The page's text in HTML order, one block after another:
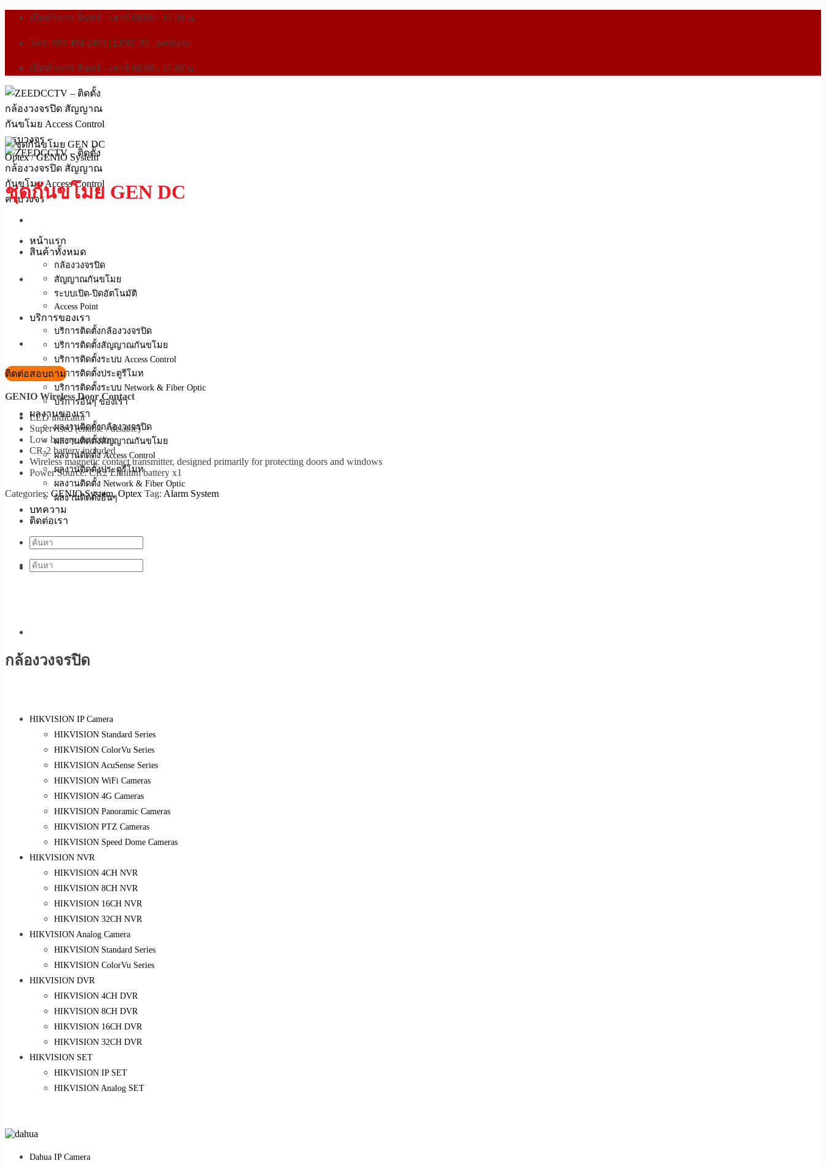
เปิดทำการ จันทร์ - เสาร์ 08.00 - 17.00 น.
โทร. 093 494 2463 | LINE ID : zeedcctv
เปิดทำการ จันทร์ - เสาร์ 08.00 - 17.00 น.
หน้าแรก
สินค้าทั้งหมด
กล้องวงจรปิด
สัญญาณกันขโมย
ระบบเปิด-ปิดอัตโนมัติ
Access Point
บริการของเรา
บริการติดตั้งกล้องวงจรปิด
บริการติดตั้งสัญญาณกันขโมย
บริการติดตั้งระบบ Access Control
บริการติดตั้งประตูรีโมท
บริการติดตั้งระบบ Network & Fiber Optic
บริการอื่นๆ ของเรา
ผลงานของเรา
ผลงานติดตั้งกล้องวงจรปิด
ผลงานติดตั้งสัญญาณกันขโมย
ผลงานติดตั้ง Access Control
ผลงานติดตั้งประตูรีโมท
ผลงานติดตั้ง Network & Fiber Optic
ผลงานติดตั้งอื่นๆ
บทความ
ติดต่อเรา
Optex / GENIO System
ชุดกันขโมย GEN DC
ติดต่อสอบถาม
GENIO Wireless Door Contact
LED indicator
Supervised (enable / disable)
Low battery detection
CR-2 battery included
Wireless magnetic contact transmitter, designed primarily for protecting doors and windows
Power Source: CR2 Lithium battery x1
Categories: GENIO System,Optex Tag: Alarm System
กล้องวงจรปิด
HIKVISION IP Camera
HIKVISION Standard Series
HIKVISION ColorVu Series
HIKVISION AcuSense Series
HIKVISION WiFi Cameras
HIKVISION 4G Cameras
HIKVISION Panoramic Cameras
HIKVISION PTZ Cameras
HIKVISION Speed Dome Cameras
HIKVISION NVR
HIKVISION 4CH NVR
HIKVISION 8CH NVR
HIKVISION 16CH NVR
HIKVISION 32CH NVR
HIKVISION Analog Camera
HIKVISION Standard Series
HIKVISION ColorVu Series
HIKVISION DVR
HIKVISION 4CH DVR
HIKVISION 8CH DVR
HIKVISION 16CH DVR
HIKVISION 32CH DVR
HIKVISION SET
HIKVISION IP SET
HIKVISION Analog SET
Dahua IP Camera